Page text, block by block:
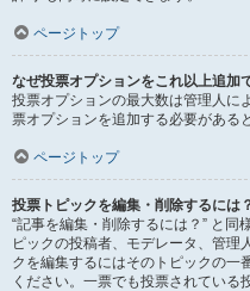
ページトップ
なぜ投票オプションをこれ以上追加
投票オプションの最大数は管理人に
票オプションを追加する必要がある
ページトップ
投票トピックを編集・削除するには
“記事を編集・削除するには？” と同
ピックの投稿者、モデレータ、管理
クを編集するにはそのトピックの一
ください。一票でも投票されてい